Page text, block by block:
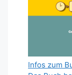
Infos zum